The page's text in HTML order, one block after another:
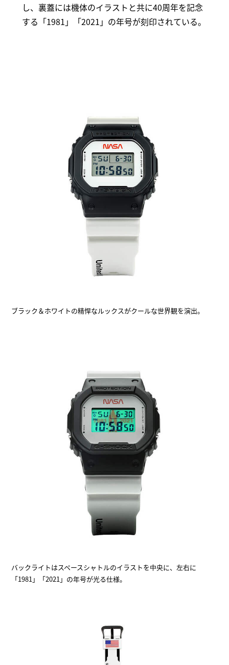
し、裏蓋には機体のイラストと共に40周年を記念
する「1981」「2021」の年号が刻印されている。
ブラック＆ホワイトの精悍なルックスがクールな世界観を演出。
バックライトはスペースシャトルのイラストを中央に、左右に
「1981」「2021」の年号が光る仕様。